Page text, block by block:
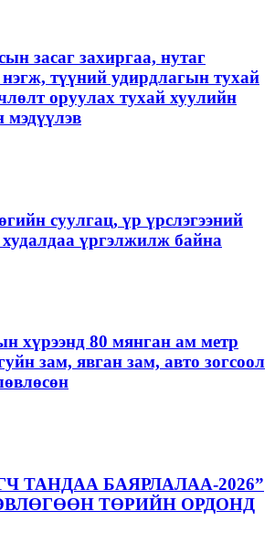
засаг захиргаа, нутаг
нэгж, түүний удирдлагын тухай
оруулах тухай хуулийн
мэдүүлэв
суулгац, үр үрслэгээний
худалдаа үргэлжилж байна
хүрээнд 80 мянган ам метр
зам, явган зам, авто зогсоол
ТАНДАА БАЯРЛАЛАА-2026”
ТӨРИЙН ОРДОНД